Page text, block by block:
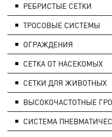
РЕБРИСТЫЕ СЕТКИ
ТРОСОВЫЕ СИСТЕМЫ
ОГРАЖДЕНИЯ
СЕТКА ОТ НАСЕКОМЫХ
СЕТКИ ДЛЯ ЖИВОТНЫХ
ВЫСОКОЧАСТОТНЫЕ
СИСТЕМA